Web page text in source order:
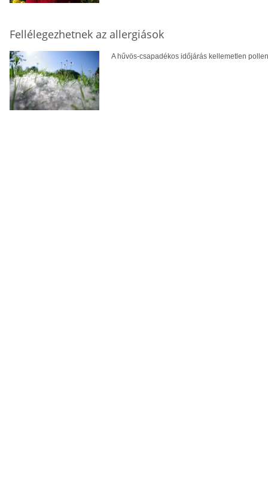
Fellélegezhetnek az allergiások
A hűvös-csapadékos időjárás kellemetlen